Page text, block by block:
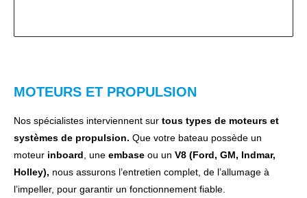
MOTEURS ET PROPULSION
Nos spécialistes interviennent sur tous types de moteurs et
systèmes de propulsion. Que votre bateau possède un
moteur inboard, une embase ou un V8 (Ford, GM, Indmar,
Holley), nous assurons l’entretien complet, de l’allumage à
l’impeller, pour garantir un fonctionnement fiable.